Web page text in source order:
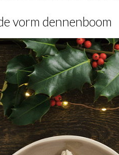
vorm dennenboom